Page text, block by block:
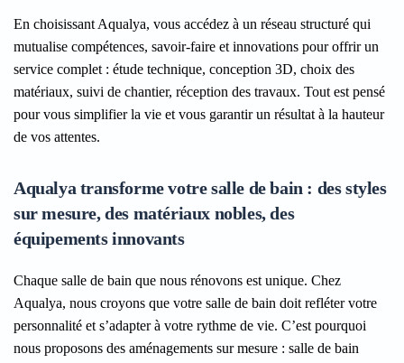
En choisissant Aqualya, vous accédez à un réseau structuré qui
mutualise compétences, savoir-faire et innovations pour offrir un
service complet : étude technique, conception 3D, choix des
matériaux, suivi de chantier, réception des travaux. Tout est pensé
pour vous simplifier la vie et vous garantir un résultat à la hauteur
de vos attentes.
Aqualya transforme votre salle de bain : des styles
sur mesure, des matériaux nobles, des
équipements innovants
Chaque salle de bain que nous rénovons est unique. Chez
Aqualya, nous croyons que votre salle de bain doit refléter votre
personnalité et s’adapter à votre rythme de vie. C’est pourquoi
nous proposons des aménagements sur mesure : salle de bain